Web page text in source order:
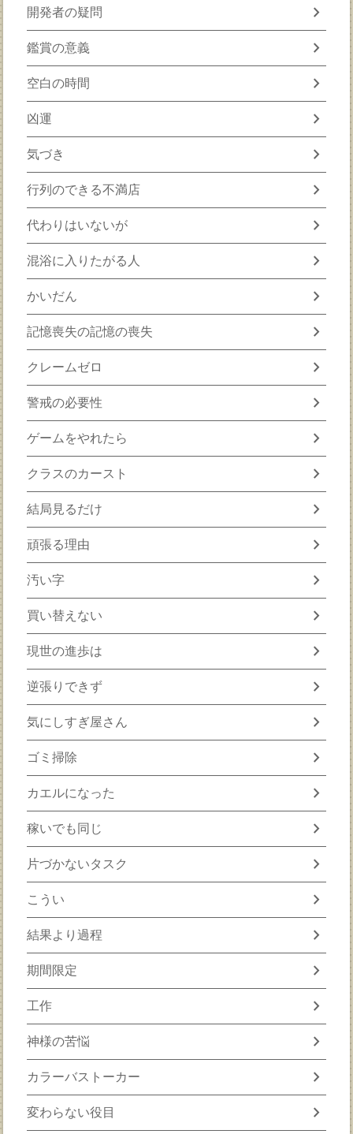
開発者の疑問 chevron_right
鑑賞の意義 chevron_right
空白の時間 chevron_right
凶運 chevron_right
気づき chevron_right
行列のできる不満店 chevron_right
代わりはいないが chevron_right
混浴に入りたがる人 chevron_right
かいだん chevron_right
記憶喪失の記憶の喪失 chevron_right
クレームゼロ chevron_right
警戒の必要性 chevron_right
ゲームをやれたら chevron_right
クラスのカースト chevron_right
結局見るだけ chevron_right
頑張る理由 chevron_right
汚い字 chevron_right
買い替えない chevron_right
現世の進歩は chevron_right
逆張りできず chevron_right
気にしすぎ屋さん chevron_right
ゴミ掃除 chevron_right
カエルになった chevron_right
稼いでも同じ chevron_right
片づかないタスク chevron_right
こうい chevron_right
結果より過程 chevron_right
期間限定 chevron_right
工作 chevron_right
神様の苦悩 chevron_right
カラーバストーカー chevron_right
変わらない役目 chevron_right